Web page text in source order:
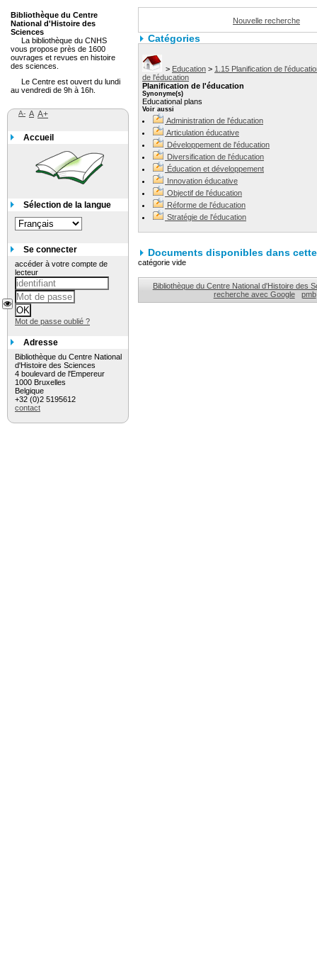
Nouvelle recherche
Catégories
> Education > 1.15 Planification de
de l'éducation
Planification de l'éducation
Synonyme(s)
Educational plans
Voir aussi
Administration de l'éducation
Articulation éducative
Développement de l'éducation
Diversification de l'éducation
Éducation et développement
Innovation éducative
Objectif de l'éducation
Réforme de l'éducation
Stratégie de l'éducation
Documents disponibles dans
catégorie vide
Bibliothèque du Centre National d'Histoire des
recherche avec Google
pmb
Bibliothèque du Centre
National d'Histoire des
Sciences
La bibliothèque du CNHS
vous propose près de 1600
ouvrages et revues en histoire
des sciences.
Le Centre est ouvert du lundi
au vendredi de 9h à 16h.
A- A A+
Accueil
Sélection de la langue
Se connecter
accéder à votre compte de
lecteur
Mot de passe oublié ?
Adresse
Bibliothèque du Centre National
d'Histoire des Sciences
4 boulevard de l'Empereur
1000 Bruxelles
Belgique
+32 (0)2 5195612
contact